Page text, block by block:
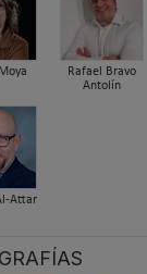
Rafael Bravo
Antolín
Attar